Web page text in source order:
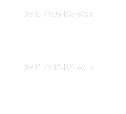
IMG 7109-KS-web
IMG 7119-KS-web